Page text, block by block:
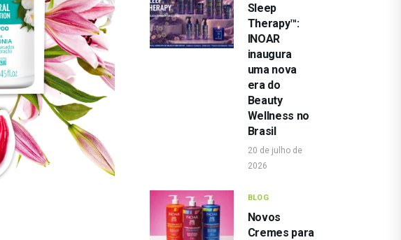
Sleep
Therapy™:
INOAR
inaugura
uma nova
era do
Beauty
Wellness no
Brasil
20 de julho de
2026
BLOG
Novos
Cremes para